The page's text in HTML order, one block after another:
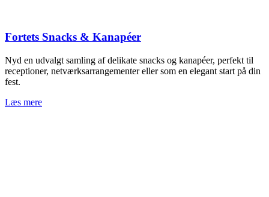
Fortets Snacks & Kanapéer
Nyd en udvalgt samling af delikate snacks og kanapéer, perfekt til
receptioner, netværksarrangementer eller som en elegant start på din
fest.
Læs mere